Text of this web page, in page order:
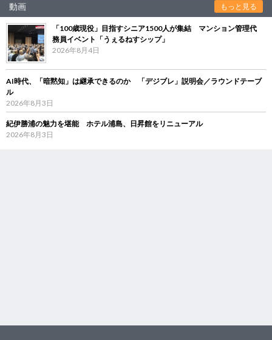
動画 もっと見る
「100歳現役」目指すシニア1500人が集結 マンション管理代
務員イベント「うぇるねすシップ」
2026年8月4日
AI時代、「暗黙知」は継承できるのか 「デジブレ」説明会／ラウンドテーブ
ル
2026年8月3日
紀伊勝浦の魅力を堪能 ホテル浦島、日昇館をリニューアル
2026年8月3日